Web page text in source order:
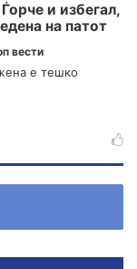
и избегал,
на патот
вести
е тешко